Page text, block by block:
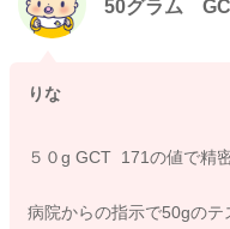
50グラム
りな
５０g GCT 171の値で精
病院からの指示で50gの